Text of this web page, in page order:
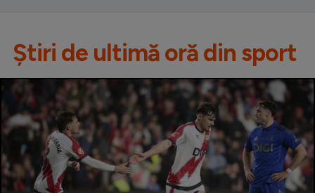
Știri de ultimă oră din sport